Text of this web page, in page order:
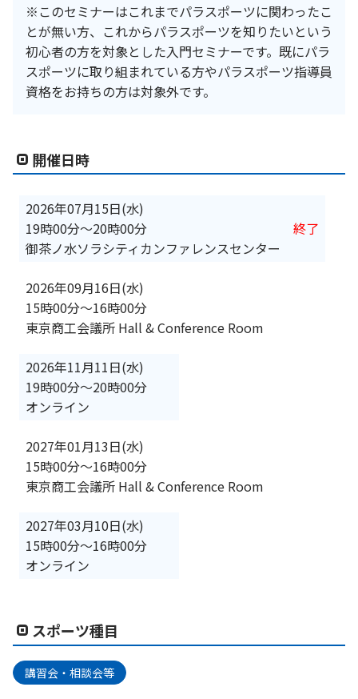
※このセミナーはこれまでパラスポーツに関わったこ
とが無い方、これからパラスポーツを知りたいという
初心者の方を対象とした入門セミナーです。既にパラ
スポーツに取り組まれている方やパラスポーツ指導員
資格をお持ちの方は対象外です。
開催日時
2026年07月15日(水)
19時00分〜20時00分
御茶ノ水ソラシティカンファレンスセンター
終了
2026年09月16日(水)
15時00分〜16時00分
東京商工会議所 Hall & Conference Room
2026年11月11日(水)
19時00分〜20時00分
オンライン
2027年01月13日(水)
15時00分〜16時00分
東京商工会議所 Hall & Conference Room
2027年03月10日(水)
15時00分〜16時00分
オンライン
スポーツ種目
講習会・相談会等